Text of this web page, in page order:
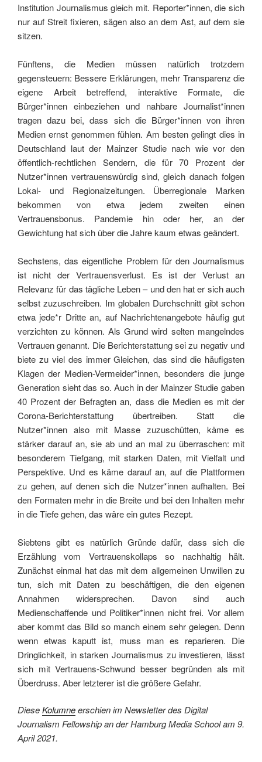
Institution Journalismus gleich mit. Reporter*innen, die sich
nur auf Streit fixieren, sägen also an dem Ast, auf dem sie
sitzen.
Fünftens, die Medien müssen natürlich trotzdem
gegensteuern: Bessere Erklärungen, mehr Transparenz die
eigene Arbeit betreffend, interaktive Formate, die
Bürger*innen einbeziehen und nahbare Journalist*innen
tragen dazu bei, dass sich die Bürger*innen von ihren
Medien ernst genommen fühlen. Am besten gelingt dies in
Deutschland laut der Mainzer Studie nach wie vor den
öffentlich-rechtlichen Sendern, die für 70 Prozent der
Nutzer*innen vertrauenswürdig sind, gleich danach folgen
Lokal- und Regionalzeitungen. Überregionale Marken
bekommen von etwa jedem zweiten einen
Vertrauensbonus. Pandemie hin oder her, an der
Gewichtung hat sich über die Jahre kaum etwas geändert.
Sechstens, das eigentliche Problem für den Journalismus
ist nicht der Vertrauensverlust. Es ist der Verlust an
Relevanz für das tägliche Leben – und den hat er sich auch
selbst zuzuschreiben. Im globalen Durchschnitt gibt schon
etwa jede*r Dritte an, auf Nachrichtenangebote häufig gut
verzichten zu können. Als Grund wird selten mangelndes
Vertrauen genannt. Die Berichterstattung sei zu negativ und
biete zu viel des immer Gleichen, das sind die häufigsten
Klagen der Medien-Vermeider*innen, besonders die junge
Generation sieht das so. Auch in der Mainzer Studie gaben
40 Prozent der Befragten an, dass die Medien es mit der
Corona-Berichterstattung übertreiben. Statt die
Nutzer*innen also mit Masse zuzuschütten, käme es
stärker darauf an, sie ab und an mal zu überraschen: mit
besonderem Tiefgang, mit starken Daten, mit Vielfalt und
Perspektive. Und es käme darauf an, auf die Plattformen
zu gehen, auf denen sich die Nutzer*innen aufhalten. Bei
den Formaten mehr in die Breite und bei den Inhalten mehr
in die Tiefe gehen, das wäre ein gutes Rezept.
Siebtens gibt es natürlich Gründe dafür, dass sich die
Erzählung vom Vertrauenskollaps so nachhaltig hält.
Zunächst einmal hat das mit dem allgemeinen Unwillen zu
tun, sich mit Daten zu beschäftigen, die den eigenen
Annahmen widersprechen. Davon sind auch
Medienschaffende und Politiker*innen nicht frei. Vor allem
aber kommt das Bild so manch einem sehr gelegen. Denn
wenn etwas kaputt ist, muss man es reparieren. Die
Dringlichkeit, in starken Journalismus zu investieren, lässt
sich mit Vertrauens-Schwund besser begründen als mit
Überdruss. Aber letzterer ist die größere Gefahr.
DieseKolumneerschien im Newsletter des Digital
Journalism Fellowship an der Hamburg Media School am 9.
April 2021.